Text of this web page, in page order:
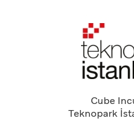
Cube
Teknopark